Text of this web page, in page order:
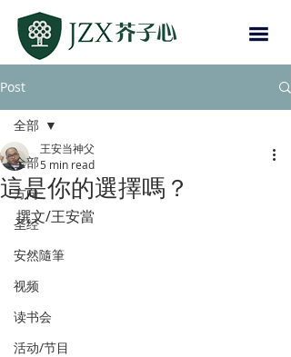
Post
全部
方向
圣经
安然隨筆
视频
读书会
活动/节目
全部
這是你的選擇嗎？
王安当神父
5 min read
撰文/王安當